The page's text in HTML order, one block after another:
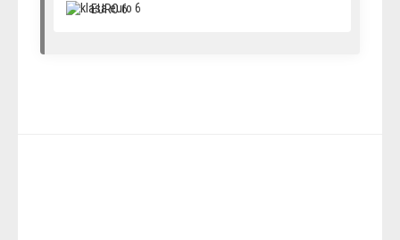
EURO 6